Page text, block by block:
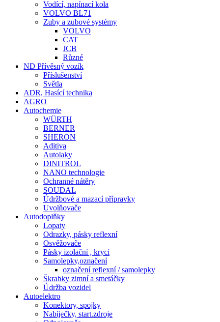
Vodící, napínací kola
VOLVO BL71
Zuby a zubové systémy
VOLVO
CAT
JCB
Různé
ND Přívěsný vozík
Příslušenství
Světla
ADR, Hasící technika
AGRO
Autochemie
WÜRTH
BERNER
SHERON
Aditiva
Autolaky
DINITROL
NANO technologie
Ochranné nátěry
SOUDAL
Údržbové a mazací přípravky
Uvolňovače
Autodoplňky
Lopaty
Odrazky, pásky reflexní
Osvěžovače
Pásky izolační , krycí
Samolepky,označení
označení reflexní / samolepky
Škrabky zimní a smetáčky
Údržba vozidel
Autoelektro
Konektory, spojky
Nabíječky, start.zdroje